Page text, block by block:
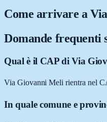
Come arrivare a
Domande frequenti
Qual è il CAP di Via
Via Giovanni Meli rientra nel
In quale comune e